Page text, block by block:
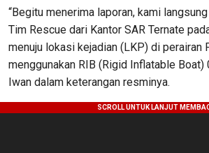
“Begitu menerima laporan, kami
Tim Rescue dari Kantor SAR Ternate
menuju lokasi kejadian (LKP) di perairan
menggunakan RIB (Rigid Inflatable Boat)
Iwan dalam keterangan resminya.